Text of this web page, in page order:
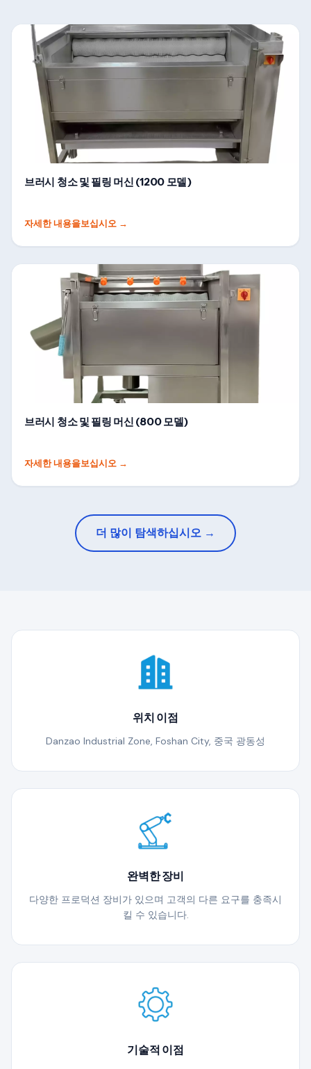
브러시 청소 및 필링 머신 (1200 모델)
자세한 내용을보십시오 →
브러시 청소 및 필링 머신 (800 모델)
자세한 내용을보십시오 →
더 많이 탐색하십시오 →
위치 이점
Danzao Industrial Zone, Foshan City, 중국 광동성
완벽한 장비
다양한 프로덕션 장비가 있으며 고객의 다른 요구를 충족시
킬 수 있습니다.
기술적 이점